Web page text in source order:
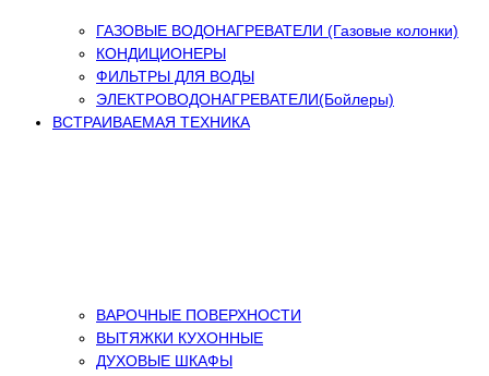
ГАЗОВЫЕ ВОДОНАГРЕВАТЕЛИ (Газовые колонки)
КОНДИЦИОНЕРЫ
ФИЛЬТРЫ ДЛЯ ВОДЫ
ЭЛЕКТРОВОДОНАГРЕВАТЕЛИ(Бойлеры)
ВСТРАИВАЕМАЯ ТЕХНИКА
ВАРОЧНЫЕ ПОВЕРХНОСТИ
ВЫТЯЖКИ КУХОННЫЕ
ДУХОВЫЕ ШКАФЫ